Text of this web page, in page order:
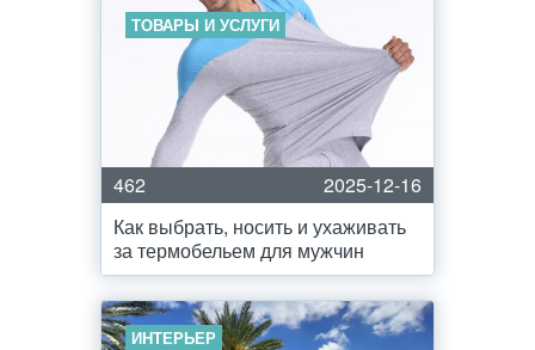
ТОВАРЫ И УСЛУГИ
462
2025-12-16
Как выбрать, носить и ухаживать
за термобельем для мужчин
ИНТЕРЬЕР